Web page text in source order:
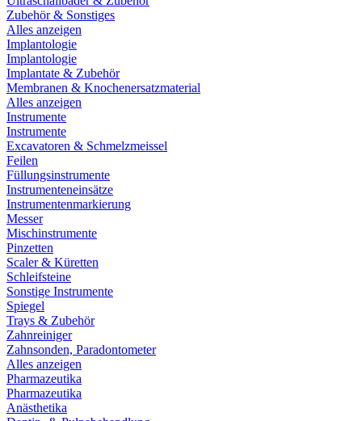
Zubehör & Sonstiges
Alles anzeigen
Implantologie
Implantologie
Implantate & Zubehör
Membranen & Knochenersatzmaterial
Alles anzeigen
Instrumente
Instrumente
Excavatoren & Schmelzmeissel
Feilen
Füllungsinstrumente
Instrumenteneinsätze
Instrumentenmarkierung
Messer
Mischinstrumente
Pinzetten
Scaler & Küretten
Schleifsteine
Sonstige Instrumente
Spiegel
Trays & Zubehör
Zahnreiniger
Zahnsonden, Paradontometer
Alles anzeigen
Pharmazeutika
Pharmazeutika
Anästhetika